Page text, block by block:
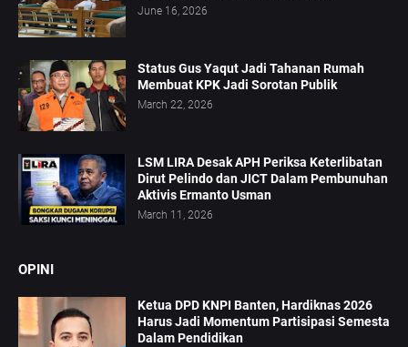
June 16, 2026
Status Gus Yaqut Jadi Tahanan Rumah
Membuat KPK Jadi Sorotan Publik
March 22, 2026
LSM LIRA Desak APH Periksa Keterlibatan
Dirut Pelindo dan JICT Dalam Pembunuhan
Aktivis Ermanto Usman
March 11, 2026
OPINI
Ketua DPD KNPI Banten, Hardiknas 2026
Harus Jadi Momentum Partisipasi Semesta
Dalam Pendidikan